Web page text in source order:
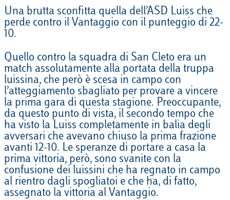
Una brutta sconfitta quella dell’ASD Luiss che
perde contro il Vantaggio con il punteggio di 22-
10.
Quello contro la squadra di San Cleto era un
match assolutamente alla portata della truppa
luissina, che però è scesa in campo con
l’atteggiamento sbagliato per provare a vincere
la prima gara di questa stagione. Preoccupante,
da questo punto di vista, il secondo tempo che
ha visto la Luiss completamente in balia degli
avversari che avevano chiuso la prima frazione
avanti 12-10. Le speranze di portare a casa la
prima vittoria, però, sono svanite con la
confusione dei luissini che ha regnato in campo
al rientro dagli spogliatoi e che ha, di fatto,
assegnato la vittoria al Vantaggio.